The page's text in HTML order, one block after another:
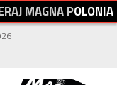
RAJMAGNAPOLONIA